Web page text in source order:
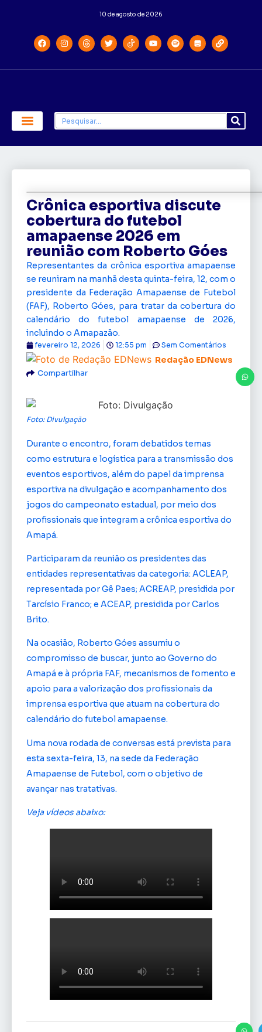
10 de agosto de 2026
Crônica esportiva discute
cobertura do futebol
amapaense 2026 em
reunião com Roberto Góes
Representantes da crônica esportiva amapaense
se reuniram na manhã desta quinta-feira, 12, com o
presidente da Federação Amapaense de Futebol
(FAF), Roberto Góes, para tratar da cobertura do
calendário do futebol amapaense de 2026,
incluindo o Amapazão.
Redação EDNews
fevereiro 12, 2026 12:55 pm Sem Comentários
Compartilhar
Foto: Divulgação
Durante o encontro, foram debatidos temas
como estrutura e logística para a transmissão dos
eventos esportivos, além do papel da imprensa
esportiva na divulgação e acompanhamento dos
jogos do campeonato estadual, por meio dos
profissionais que integram a crônica esportiva do
Amapá.
Participaram da reunião os presidentes das
entidades representativas da categoria: ACLEAP,
representada por Gê Paes; ACREAP, presidida por
Tarcísio Franco; e ACEAP, presidida por Carlos
Brito.
Na ocasião, Roberto Góes assumiu o
compromisso de buscar, junto ao Governo do
Amapá e à própria FAF, mecanismos de fomento e
apoio para a valorização dos profissionais da
imprensa esportiva que atuam na cobertura do
calendário do futebol amapaense.
Uma nova rodada de conversas está prevista para
esta sexta-feira, 13, na sede da Federação
Amapaense de Futebol, com o objetivo de
avançar nas tratativas.
Veja vídeos abaixo: